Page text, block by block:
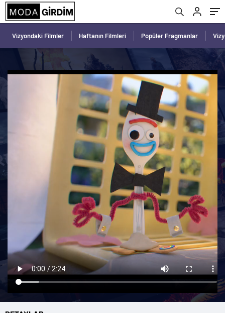
Vizyondaki Filmler Haftanın Filmleri Popüler Fragmanlar